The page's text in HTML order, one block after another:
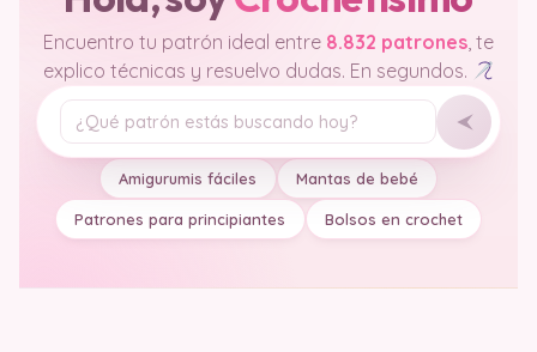
Encuentro tu patrón ideal entre 8.832 patrones, te
explico técnicas y resuelvo dudas. En segundos.
Tu pregunta
Amigurumis fáciles Mantas de bebé
Patrones para principiantes Bolsos en crochet